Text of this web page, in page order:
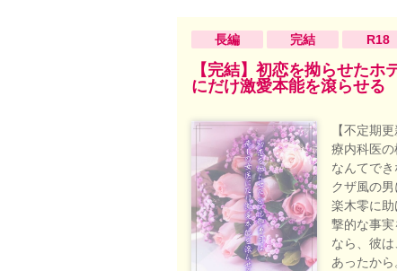
長編 完結 R18
【完結】初恋を拗らせた
にだけ激愛本能を滾らせる
【不定期
療内科医
なんてで
クザ風の
楽木零に
撃的な事
なら、彼
あったか